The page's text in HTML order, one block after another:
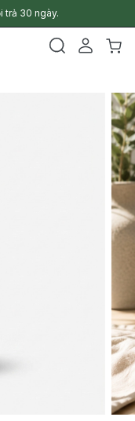
trả 30 ngày.